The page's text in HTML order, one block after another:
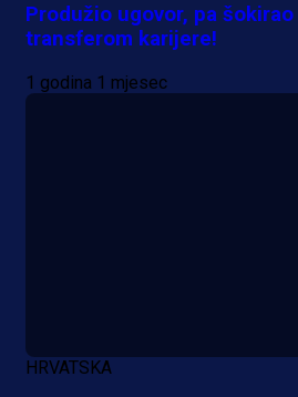
Produžio ugovor, pa
transferom karijere!
1 godina 1 mjesec
HRVATSKA